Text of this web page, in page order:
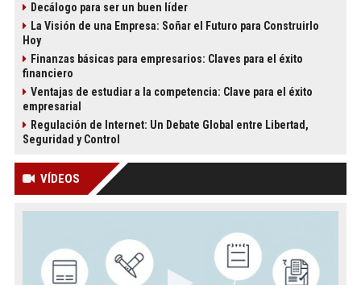
Decálogo para ser un buen líder
La Visión de una Empresa: Soñar el Futuro para Construirlo
Hoy
Finanzas básicas para empresarios: Claves para el éxito
financiero
Ventajas de estudiar a la competencia: Clave para el éxito
empresarial
Regulación de Internet: Un Debate Global entre Libertad,
Seguridad y Control
VÍDEOS